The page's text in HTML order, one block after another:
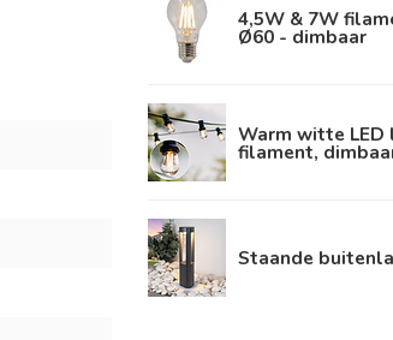
4,5W & 7W
Ø60 - dimbaar
Warm witte
filament,
Staande